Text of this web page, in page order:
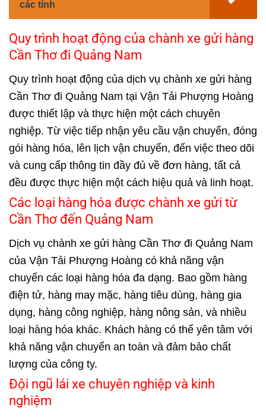
các tỉnh
Quy trình hoạt động của chành xe gửi hàng
Cần Thơ đi Quảng Nam
Quy trình hoạt động của dịch vụ chành xe gửi hàng
Cần Thơ đi Quảng Nam tại Vận Tải Phượng Hoàng
được thiết lập và thực hiện một cách chuyên
nghiệp. Từ việc tiếp nhận yêu cầu vận chuyển, đóng
gói hàng hóa, lên lịch vận chuyển, đến việc theo dõi
và cung cấp thông tin đầy đủ về đơn hàng, tất cả
đều được thực hiện một cách hiệu quả và linh hoạt.
Các loại hàng hóa được chành xe gửi từ
Cần Thơ đến Quảng Nam
Dịch vụ chành xe gửi hàng Cần Thơ đi Quảng Nam
của Vận Tải Phượng Hoàng có khả năng vận
chuyển các loại hàng hóa đa dạng. Bao gồm hàng
điện tử, hàng may mặc, hàng tiêu dùng, hàng gia
dụng, hàng công nghiệp, hàng nông sản, và nhiều
loại hàng hóa khác. Khách hàng có thể yên tâm với
khả năng vận chuyển an toàn và đảm bảo chất
lượng của công ty.
Đội ngũ lái xe chuyên nghiệp và kinh
nghiệm